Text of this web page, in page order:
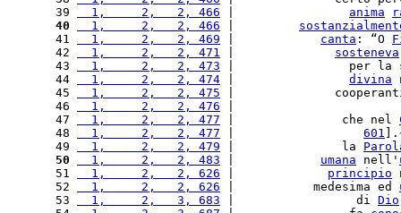
39
  1,     2,   2, 466
anima
40
  1,     2,   2, 466
41
  1,     2,   2, 469
canta : “O
42
  1,     2,   2, 471
sosteneva
43
  1,     2,   2, 473
|                per la
44
  1,     2,   2, 474
divina
45
  1,     2,   2, 475
|
46
  1,     2,   2, 476
47
  1,     2,   2, 477
|               che nel
48
  1,     2,   2, 477
601
49
  1,     2,   2, 479
|               la
50
  1,     2,   2, 483
umana nell'
51
  1,     2,   2, 626
principio
52
  1,     2,   2, 626
|           medesima ed
53
  1,     2,   3, 683
|                 di Dio